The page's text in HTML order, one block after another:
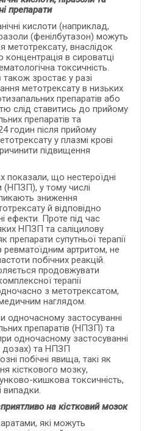
препарати
кислоти (наприклад,
(фенілбутазон) можуть
метотрексату, внаслідок
в сироватці
токсичність.
зростає у разі
метотрексату в низьких
препаратів або
слід ставитись до прийому
препаратів та
годин після прийому
у плазмі крові
підвищення
показали, що нестероїдні
(НПЗП), у тому числі
зниження
й відповідно
ефекти. Проте під час
НПЗП та саліцилову
препарати супутньої терапії
ревматоїдним артритом, не
побічних реакцій.
продовжувати
терапії
з метотрексатом,
наглядом.
одночасному застосуванні
препаратів (НПЗП) та
одночасному застосуванні
дозах) та НПЗП
побічні явища, такі як
кісткового мозку,
кишкова токсичність,
випадки.
на кістковий мозок
які можуть